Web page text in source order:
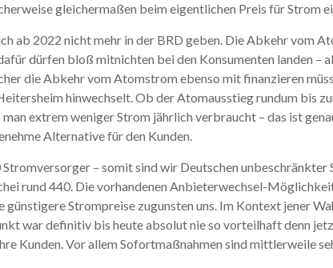
gleichermaßen beim eigentlichen Preis für Strom
ab 2022 nicht mehr in der BRD geben. Die Abkehr vom
dürfen bloß mitnichten bei den Konsumenten landen –
die Abkehr vom Atomstrom ebenso mit finanzieren
hinwechselt. Ob der Atomausstieg rundum bis
extrem weniger Strom jährlich verbraucht – das ist
Alternative für den Kunden.
– somit sind wir Deutschen
rund 440. Die vorhandenen Anbieterwechsel-
Strompreise zugunsten uns. Im Kontext jener
war definitiv bis heute absolut nie so vorteilhaft denn
Kunden. Vor allem Sofortmaßnahmen sind mittlerweile